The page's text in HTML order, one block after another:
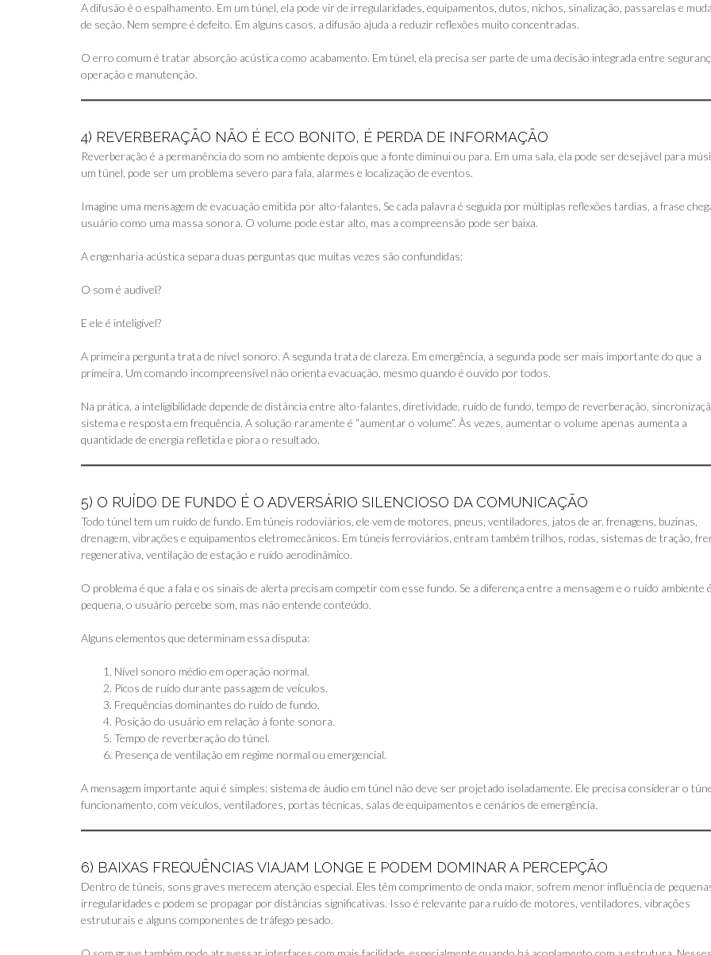
A difusão é o espalhamento. Em um túnel, ela pode vir de irregularidades, equipamentos, dutos, nichos, sinalização, passarelas e
de seção. Nem sempre é defeito. Em alguns casos, a difusão ajuda a reduzir reflexões muito concentradas.
O erro comum é tratar absorção acústica como acabamento. Em túnel, ela precisa ser parte de uma decisão integrada entre
operação e manutenção.
4) REVERBERAÇÃO NÃO É ECO BONITO, É PERDA DE INFORMAÇÃO
Reverberação é a permanência do som no ambiente depois que a fonte diminui ou para. Em uma sala, ela pode ser desejável para
um túnel, pode ser um problema severo para fala, alarmes e localização de eventos.
Imagine uma mensagem de evacuação emitida por alto-falantes. Se cada palavra é seguida por múltiplas reflexões tardias, a frase
usuário como uma massa sonora. O volume pode estar alto, mas a compreensão pode ser baixa.
A engenharia acústica separa duas perguntas que muitas vezes são confundidas:
O som é audível?
E ele é inteligível?
A primeira pergunta trata de nível sonoro. A segunda trata de clareza. Em emergência, a segunda pode ser mais importante do que a
primeira. Um comando incompreensível não orienta evacuação, mesmo quando é ouvido por todos.
Na prática, a inteligibilidade depende de distância entre alto-falantes, diretividade, ruído de fundo, tempo de reverberação,
sistema e resposta em frequência. A solução raramente é “aumentar o volume”. Às vezes, aumentar o volume apenas aumenta a
quantidade de energia refletida e piora o resultado.
5) O RUÍDO DE FUNDO É O ADVERSÁRIO SILENCIOSO DA COMUNICAÇÃO
Todo túnel tem um ruído de fundo. Em túneis rodoviários, ele vem de motores, pneus, ventiladores, jatos de ar, frenagens, buzinas,
drenagem, vibrações e equipamentos eletromecânicos. Em túneis ferroviários, entram também trilhos, rodas, sistemas de tração,
regenerativa, ventilação de estação e ruído aerodinâmico.
O problema é que a fala e os sinais de alerta precisam competir com esse fundo. Se a diferença entre a mensagem e o ruído ambiente
pequena, o usuário percebe som, mas não entende conteúdo.
Alguns elementos que determinam essa disputa:
Nível sonoro médio em operação normal.
Picos de ruído durante passagem de veículos.
Frequências dominantes do ruído de fundo.
Posição do usuário em relação à fonte sonora.
Tempo de reverberação do túnel.
Presença de ventilação em regime normal ou emergencial.
A mensagem importante aqui é simples: sistema de áudio em túnel não deve ser projetado isoladamente. Ele precisa considerar o
funcionamento, com veículos, ventiladores, portas técnicas, salas de equipamentos e cenários de emergência.
6) BAIXAS FREQUÊNCIAS VIAJAM LONGE E PODEM DOMINAR A PERCEPÇÃO
Dentro de túneis, sons graves merecem atenção especial. Eles têm comprimento de onda maior, sofrem menor influência de
irregularidades e podem se propagar por distâncias significativas. Isso é relevante para ruído de motores, ventiladores, vibrações
estruturais e alguns componentes de tráfego pesado.